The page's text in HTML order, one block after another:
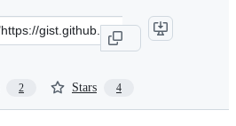
2 Stars 4